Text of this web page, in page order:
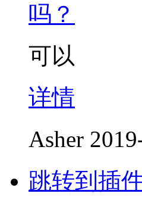
吗？
可以
详情
Asher
跳转到插